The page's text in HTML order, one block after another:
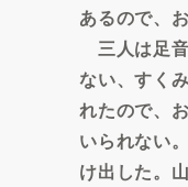
あるので、
三人は足
ない、すく
れたので、
いられない
け出した。